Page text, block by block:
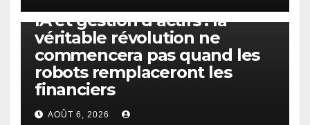
IA et gestion d’actifs : la
véritable révolution ne
commencera pas quand les
robots remplaceront les
financiers
AOÛT 6, 2026